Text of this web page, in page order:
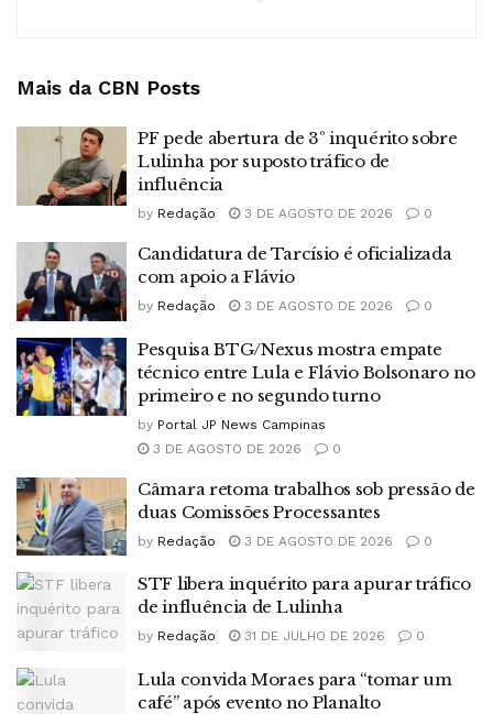
Mais da CBN Posts
PF pede abertura de 3º inquérito sobre
Lulinha por suposto tráfico de
influência
by Redação 3 DE AGOSTO DE 2026 0
Candidatura de Tarcísio é oficializada
com apoio a Flávio
by Redação 3 DE AGOSTO DE 2026 0
Pesquisa BTG/Nexus mostra empate
técnico entre Lula e Flávio Bolsonaro no
primeiro e no segundo turno
by Portal JP News Campinas
3 DE AGOSTO DE 2026
0
Câmara retoma trabalhos sob pressão de
duas Comissões Processantes
by Redação 3 DE AGOSTO DE 2026 0
STF libera inquérito para apurar tráfico
de influência de Lulinha
by Redação 31 DE JULHO DE 2026 0
Lula convida Moraes para “tomar um
café” após evento no Planalto